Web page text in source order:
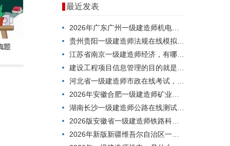
最近发表
2026年广东广州一级建造师机电，应该怎么考？
贵州贵阳一级建造师法规在线模拟考试模拟练习题
江苏省南京一级建造师经济，有哪些题型？
建设工程项目信息管理的目的就是()。
河北省一级建造师市政在线考试，如何一次就考过？
2026年安徽合肥一级建造师矿业考核考试题型
湖南长沙一级建造师公路在线测试，考点分析
2026版安徽省一级建造师铁路科目，有哪些题型？
2026年新版新疆维吾尔自治区一级建造师矿业考试考试题库